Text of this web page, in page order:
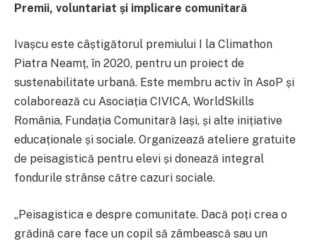
Premii, voluntariat și implicare comunitară
Ivașcu este câștigătorul premiului I la Climathon
Piatra Neamț, în 2020, pentru un proiect de
sustenabilitate urbană. Este membru activ în AsoP și
colaborează cu Asociația CIVICA, WorldSkills
România, Fundația Comunitară Iași, și alte inițiative
educaționale și sociale. Organizează ateliere gratuite
de peisagistică pentru elevi și donează integral
fondurile strânse către cazuri sociale.
„Peisagistica e despre comunitate. Dacă poți crea o
grădină care face un copil să zâmbească sau un